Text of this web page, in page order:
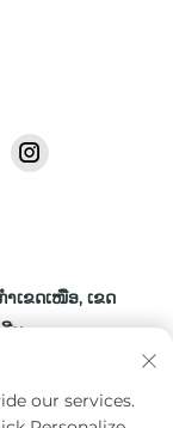
ເຂດເໜືອ, ເຂດ
ນ
our services.